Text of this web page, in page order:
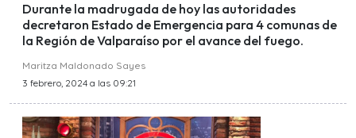
Durante la madrugada de hoy las autoridades
decretaron Estado de Emergencia para 4 comunas de
la Región de Valparaíso por el avance del fuego.
Maritza Maldonado Sayes
3 febrero, 2024 a las 09:21